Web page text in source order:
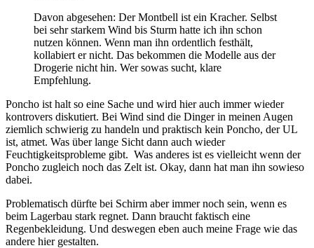
Davon abgesehen: Der Montbell ist ein Kracher. Selbst
bei sehr starkem Wind bis Sturm hatte ich ihn schon
nutzen können. Wenn man ihn ordentlich festhält,
kollabiert er nicht. Das bekommen die Modelle aus der
Drogerie nicht hin. Wer sowas sucht, klare
Empfehlung.
Poncho ist halt so eine Sache und wird hier auch immer wieder
kontrovers diskutiert. Bei Wind sind die Dinger in meinen Augen
ziemlich schwierig zu handeln und praktisch kein Poncho, der UL
ist, atmet. Was über lange Sicht dann auch wieder
Feuchtigkeitsprobleme gibt. Was anderes ist es vielleicht wenn der
Poncho zugleich noch das Zelt ist. Okay, dann hat man ihn sowieso
dabei.
Problematisch dürfte bei Schirm aber immer noch sein, wenn es
beim Lagerbau stark regnet. Dann braucht faktisch eine
Regenbekleidung. Und deswegen eben auch meine Frage wie das
andere hier gestalten.